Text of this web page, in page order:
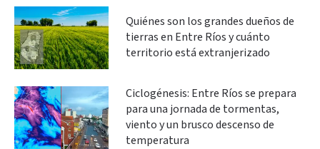
Quiénes son los grandes dueños de
tierras en Entre Ríos y cuánto
territorio está extranjerizado
Ciclogénesis: Entre Ríos se prepara
para una jornada de tormentas,
viento y un brusco descenso de
temperatura